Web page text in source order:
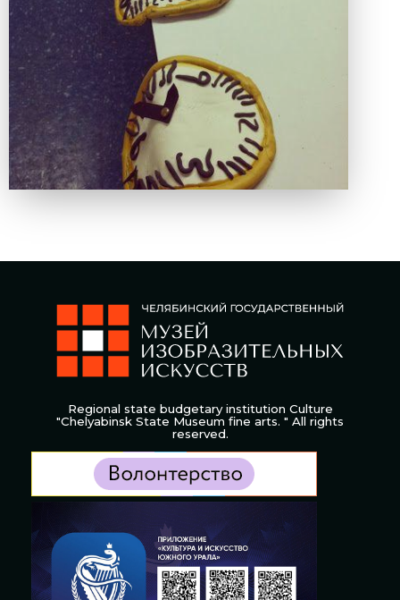
Regional state budgetary institution Culture
"Chelyabinsk State Museum fine arts. " All rights
reserved.